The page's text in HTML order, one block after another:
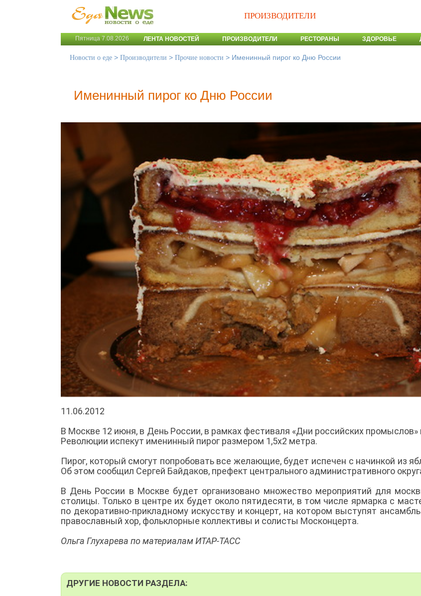
ПРОИЗВОДИТЕЛИ
Пятница 7.08.2026 ЛЕНТА НОВОСТЕЙ ПРОИЗВОДИТЕЛИ РЕСТОРАНЫ ЗДОРОВЬЕ
Новости о еде > Производители > Прочие новости > Именинный пирог ко Дню России
Именинный пирог ко Дню России
11.06.2012
В Москве 12 июня, в День России, в рамках фестиваля «Дни российских
Революции испекут именинный пирог размером 1,5х2 метра.
Пирог, который смогут попробовать все желающие, будет испечен с начинкой из
Об этом сообщил Сергей Байдаков, префект центрального административного
В День России в Москве будет организовано множество мероприятий для
столицы. Только в центре их будет около пятидесяти, в том числе ярмарка с
по декоративно-прикладному искусству и концерт, на котором выступят
православный хор, фольклорные коллективы и солисты Москонцерта.
Ольга Глухарева по материалам ИТАР-ТАСС
ДРУГИЕ НОВОСТИ РАЗДЕЛА: